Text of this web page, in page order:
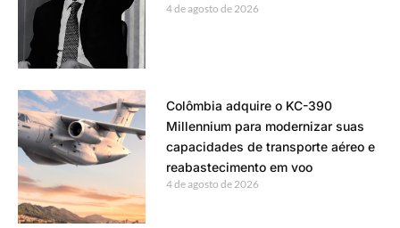
4 de agosto de 2026
Colômbia adquire o KC-390
Millennium para modernizar suas
capacidades de transporte aéreo e
reabastecimento em voo
4 de agosto de 2026